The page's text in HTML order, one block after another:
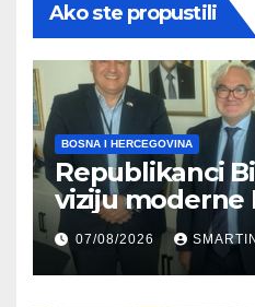
Ako ste propustili
BOSNA I HERCEGOVINA
Republikanci
viziju moderne
Hercegovine
Njemačke
07/08/2026